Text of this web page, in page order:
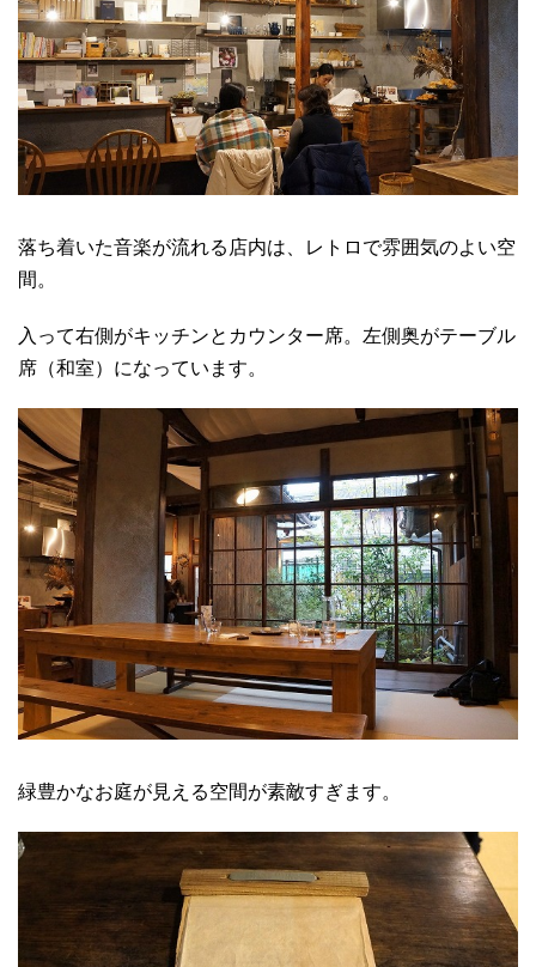
落ち着いた音楽が流れる店内は、レトロで雰囲気のよい空
間。
入って右側がキッチンとカウンター席。左側奥がテーブル
席（和室）になっています。
緑豊かなお庭が見える空間が素敵すぎます。